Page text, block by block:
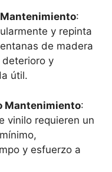
:
y repinta
de madera
deterioro y
útil.
Mantenimiento:
vinilo requieren un
y esfuerzo a